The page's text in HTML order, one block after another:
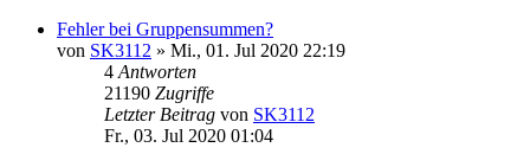
Fehler bei Gruppensummen?
von SK3112 » Mi., 01. Jul 2020 22:19
4 Antworten
21190 Zugriffe
Letzter Beitrag von SK3112
Fr., 03. Jul 2020 01:04